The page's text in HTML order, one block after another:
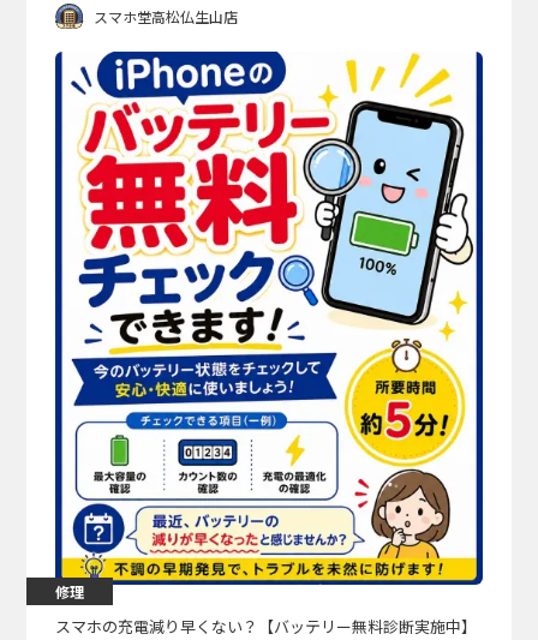
スマホ堂高松仏生山店
修理
スマホの充電減り早くない？【バッテリー無料診断実施中】